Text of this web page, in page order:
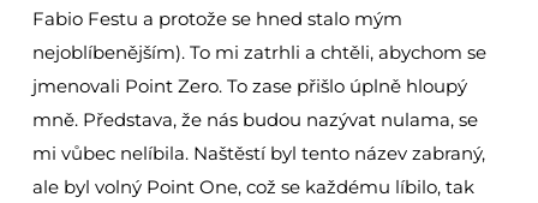
Fabio Festu a protože se hned stalo mým
nejoblíbenějším). To mi zatrhli a chtěli, abychom se
jmenovali Point Zero. To zase přišlo úplně hloupý
mně. Představa, že nás budou nazývat nulama, se
mi vůbec nelíbila. Naštěstí byl tento název zabraný,
ale byl volný Point One, což se každému líbilo, tak